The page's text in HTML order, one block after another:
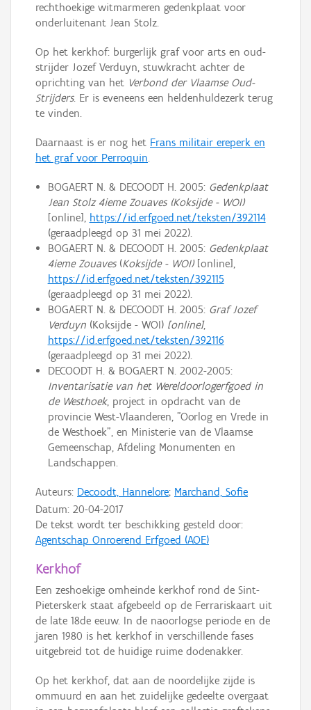
rechthoekige witmarmeren gedenkplaat voor
onderluitenant Jean Stolz.
Op het kerkhof: burgerlijk graf voor arts en oud-
strijder Jozef Verduyn, stuwkracht achter de
oprichting van het Verbond der Vlaamse Oud-
Strijders. Er is eveneens een heldenhuldezerk terug
te vinden.
Daarnaast is er nog het Frans militair ereperk en
het graf voor Perroquin.
BOGAERT N. & DECOODT H. 2005: Gedenkplaat
Jean Stolz 4ieme Zouaves (Koksijde - WOI)
[online], https://id.erfgoed.net/teksten/392114
(geraadpleegd op 31 mei 2022).
BOGAERT N. & DECOODT H. 2005: Gedenkplaat
4ieme Zouaves(Koksijde - WOI) [online],
https://id.erfgoed.net/teksten/392115
(geraadpleegd op 31 mei 2022).
BOGAERT N. & DECOODT H. 2005: Graf Jozef
Verduyn(Koksijde - WOI) [online],
https://id.erfgoed.net/teksten/392116
(geraadpleegd op 31 mei 2022).
DECOODT H. & BOGAERT N. 2002-2005:
Inventarisatie van het Wereldoorlogerfgoed in
de Westhoek, project in opdracht van de
provincie West-Vlaanderen, "Oorlog en Vrede in
de Westhoek", en Ministerie van de Vlaamse
Gemeenschap, Afdeling Monumenten en
Landschappen.
Auteurs: Decoodt, Hannelore; Marchand, Sofie
Datum: 20-04-2017
De tekst wordt ter beschikking gesteld door:
Agentschap Onroerend Erfgoed (AOE)
Kerkhof
Een zeshoekige omheinde kerkhof rond de Sint-
Pieterskerk staat afgebeeld op de Ferrariskaart uit
de late 18de eeuw. In de naoorlogse periode en de
jaren 1980 is het kerkhof in verschillende fases
uitgebreid tot de huidige ruime dodenakker.
Op het kerkhof, dat aan de noordelijke zijde is
ommuurd en aan het zuidelijke gedeelte overgaat